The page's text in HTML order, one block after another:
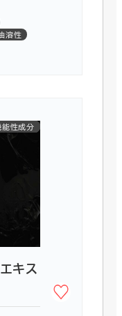
溶性
創傷治癒
保湿
美白
抗炎症
国産
能性成分
キス